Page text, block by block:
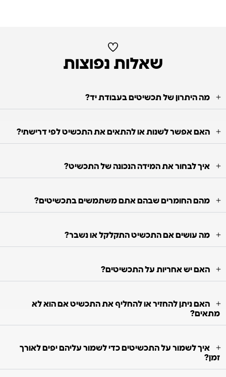
שאלות נפוצות
מה היתרון של תכשיטים בעבודת יד?
האם אפשר לשנות או להתאים את התכשיט לפי דרישתי?
איך לבחור את המידה הנכונה של התכשיט?
מהם החומרים שבהם אתם משתמשים בתכשיטים?
מה עושים אם התכשיט התקלקל או נשבר?
האם יש אחריות על התכשיטים?
האם ניתן להחזיר או להחליף את התכשיט אם הוא לא
מתאים?
איך לשמור על התכשיטים כדי לשמור עליהם יפים לאורך
זמן?